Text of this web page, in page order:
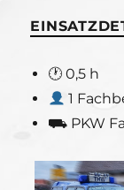
🕐 0,5 h
1
⛟ PKW